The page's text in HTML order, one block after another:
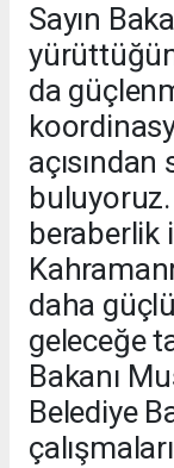
Sayın
da
beraberlik
daha
geleceğe
Bakanı
Belediye